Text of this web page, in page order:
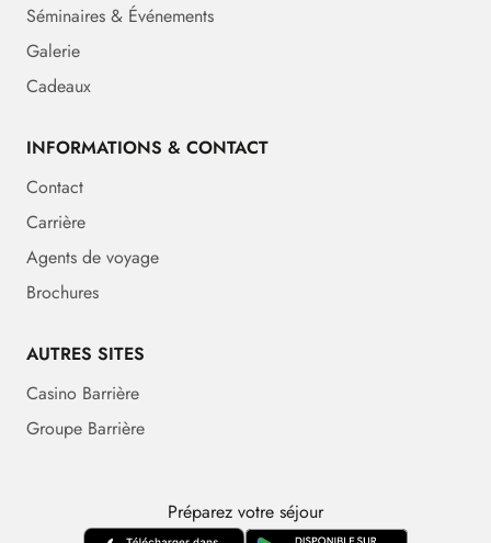
Séminaires & Événements
Galerie
Cadeaux
INFORMATIONS & CONTACT
Contact
Carrière
Agents de voyage
Brochures
AUTRES SITES
Casino Barrière
Groupe Barrière
Préparez votre séjour